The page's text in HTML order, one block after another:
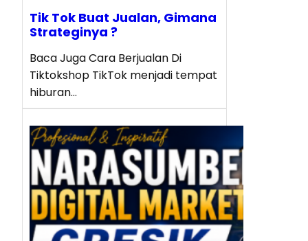
Tik Tok Buat Jualan, Gimana
Strateginya ?
Baca Juga Cara Berjualan Di
Tiktokshop TikTok menjadi tempat
hiburan…